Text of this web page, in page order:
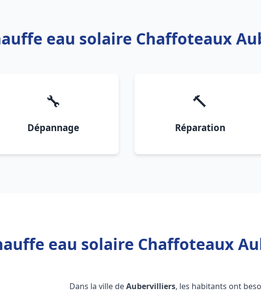
eau solaire Chaffoteaux
🔧
Dépannage
🔨
Réparation
eau solaire Chaffoteaux
Dans la ville deAubervilliers, les habitants ont